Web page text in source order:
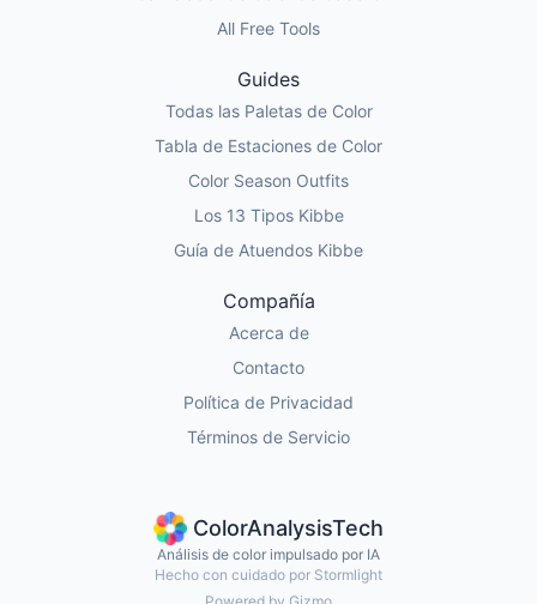
ColorAnalysisTech
Análisis de color impulsado por IA
Hecho con cuidado por Stormlight
All Free Tools
Guides
Todas las Paletas de Color
Tabla de Estaciones de Color
Color Season Outfits
Los 13 Tipos Kibbe
Guía de Atuendos Kibbe
Compañía
Acerca de
Contacto
Política de Privacidad
Términos de Servicio